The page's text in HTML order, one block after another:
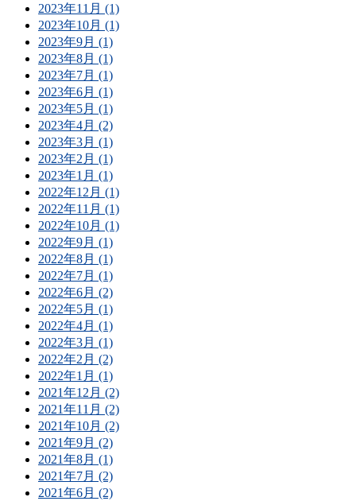
2023年11月 (1)
2023年10月 (1)
2023年9月 (1)
2023年8月 (1)
2023年7月 (1)
2023年6月 (1)
2023年5月 (1)
2023年4月 (2)
2023年3月 (1)
2023年2月 (1)
2023年1月 (1)
2022年12月 (1)
2022年11月 (1)
2022年10月 (1)
2022年9月 (1)
2022年8月 (1)
2022年7月 (1)
2022年6月 (2)
2022年5月 (1)
2022年4月 (1)
2022年3月 (1)
2022年2月 (2)
2022年1月 (1)
2021年12月 (2)
2021年11月 (2)
2021年10月 (2)
2021年9月 (2)
2021年8月 (1)
2021年7月 (2)
2021年6月 (2)